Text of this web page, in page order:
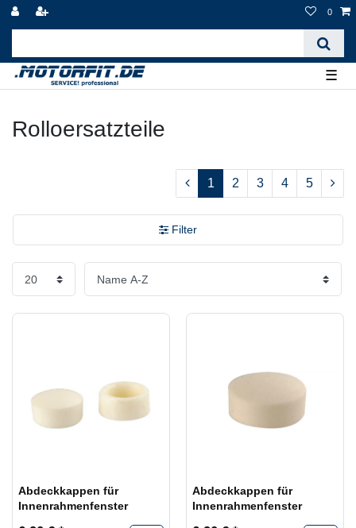
0
☰
Rolloersatzteile
1 2 3 4 5
Filter
Abdeckkappen für
Innenrahmenfenster
Abdeckkappen für
Innenrahmenfenster